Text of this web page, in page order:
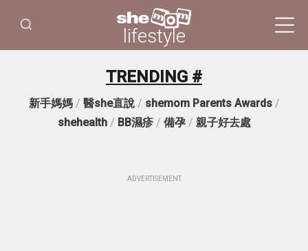
lifestyle
TRENDING #
新手媽媽/ 醫she直說/ shemom Parents Awards/
shehealth/ BB濕疹/ 備孕/ 親子好去處
ADVERTISEMENT